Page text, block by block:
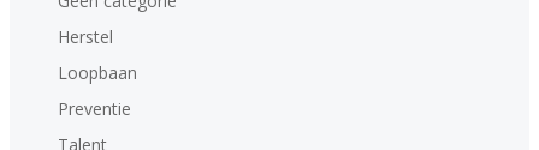
Herstel
Loopbaan
Preventie
Talent